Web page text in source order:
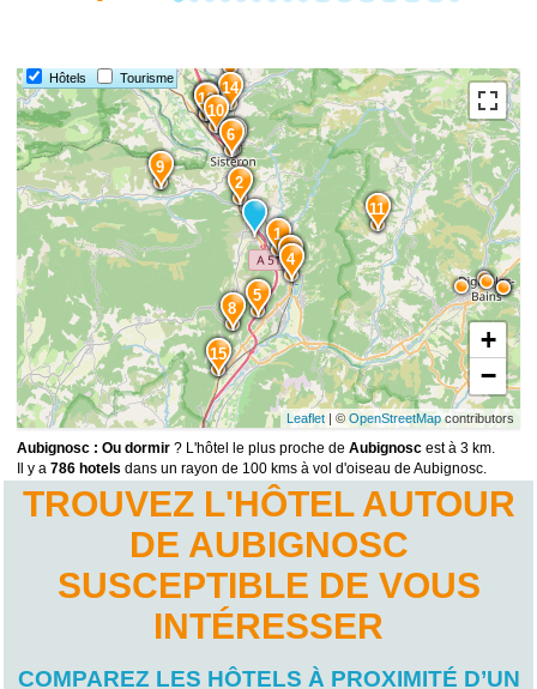
Hôtels Tourisme
15
14
13
12
11
10
9
8
7
6
5
4
3
2
1
+
−
Leaflet| © OpenStreetMapcontributors
Aubignosc : Ou dormir ? L'hôtel le plus proche deAubignosc est à 3 km.
Il y a786 hotels dans un rayon de 100 kms à vol d'oiseau de Aubignosc.
TROUVEZ L'HÔTEL AUTOUR
DE AUBIGNOSC
SUSCEPTIBLE DE VOUS
INTÉRESSER
COMPAREZ LES HÔTELS À PROXIMITÉ D’UN